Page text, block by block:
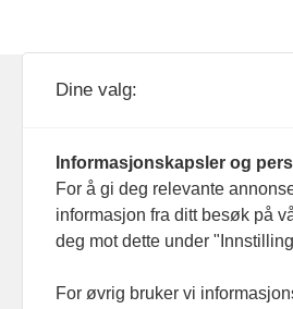
093 182
Dine valg:
Informasjonskapsler og
For å gi deg relevante
informasjon fra ditt besøk på
deg mot dette under
For øvrig bruker vi